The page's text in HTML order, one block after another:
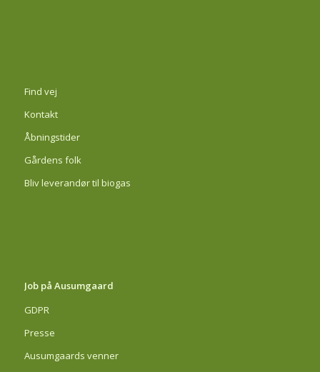
Find vej
Kontakt
Åbningstider
Gårdens folk
Bliv leverandør til biogas
Job på Ausumgaard
GDPR
Presse
Ausumgaards venner